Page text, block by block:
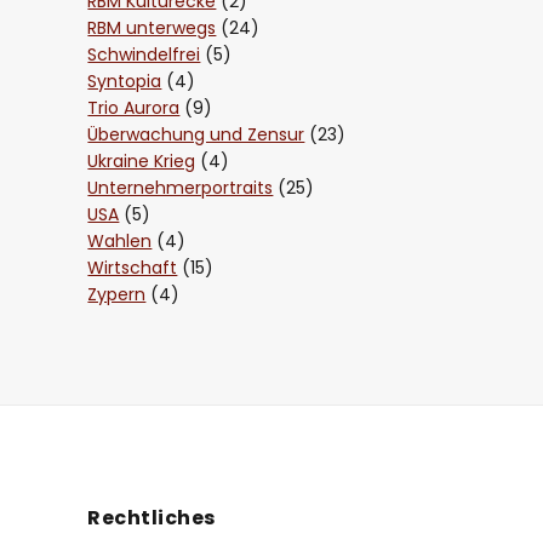
RBM unterwegs (24)
Schwindelfrei (5)
Syntopia (4)
Trio Aurora (9)
Überwachung und Zensur (23)
Ukraine Krieg (4)
Unternehmerportraits (25)
USA (5)
Wahlen (4)
Wirtschaft (15)
Zypern (4)
Rechtliches